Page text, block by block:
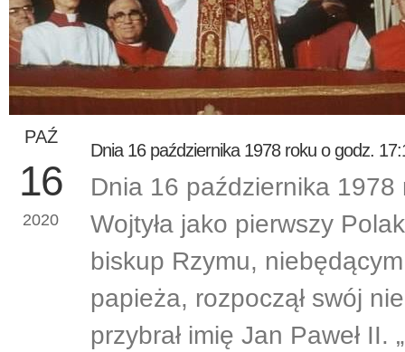
PAŹ
16
2020
Dnia 16 października 1978 roku o godz.
Dnia 16 października 1978
Wojtyła jako pierwszy
biskup Rzymu,
papieża, rozpoczął swój
przybrał imię Jan Paweł